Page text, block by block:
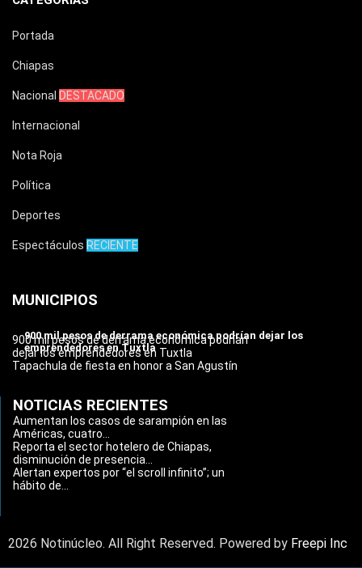
Portada
Chiapas
Nacional DESTACADO
Internacional
Nota Roja
Política
Deportes
Espectáculos RECIENTE
MUNICIPIOS
900 mil pesos de derrama económica podrían dejar los
emprendedores en Tuxtla
900 mil pesos de derrama económica podrían
dejar los emprendedores en Tuxtla
Tapachula de fiesta en honor a San Agustín
NOTICIAS RECIENTES
Aumentan los casos de sarampión en las
Américas, cuatro...
Reporta el sector hotelero de Chiapas,
disminución de presencia...
Alertan expertos por “el scroll infinito”; un
hábito de...
2026 Notinúcleo. All Right Reserved. Powered by Freepi Inc